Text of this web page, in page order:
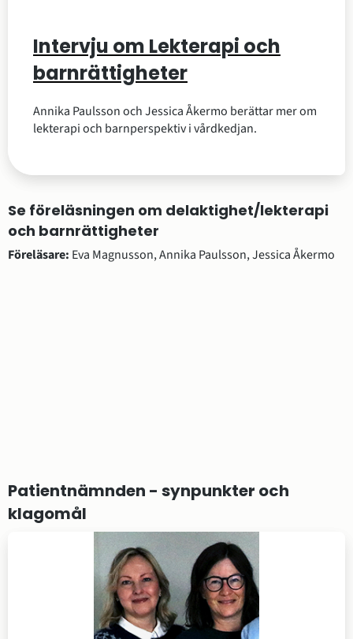
Intervju om Lekterapi och
barnrättigheter
Annika Paulsson och Jessica Åkermo berättar mer om
lekterapi och barnperspektiv i vårdkedjan.
Se föreläsningen om delaktighet/lekterapi
och barnrättigheter
Föreläsare: Eva Magnusson, Annika Paulsson, Jessica Åkermo
Patientnämnden - synpunkter och
klagomål